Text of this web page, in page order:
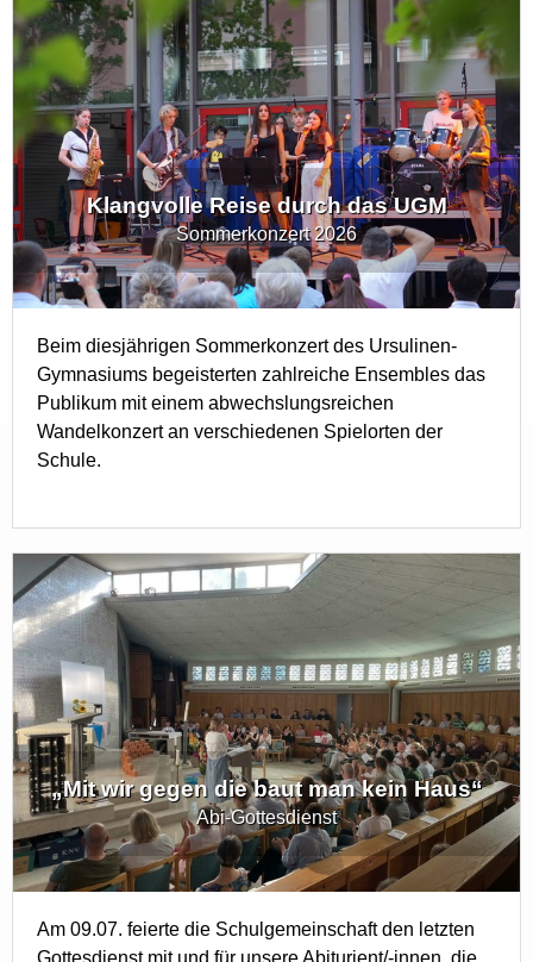
Klangvolle Reise durch das UGM
Sommerkonzert 2026
Beim diesjährigen Sommerkonzert des Ursulinen-
Gymnasiums begeisterten zahlreiche Ensembles das
Publikum mit einem abwechslungsreichen
Wandelkonzert an verschiedenen Spielorten der
Schule.
„Mit wir gegen die baut man kein Haus“
Abi-Gottesdienst
Am 09.07. feierte die Schulgemeinschaft den letzten
Gottesdienst mit und für unsere Abiturient/-innen, die